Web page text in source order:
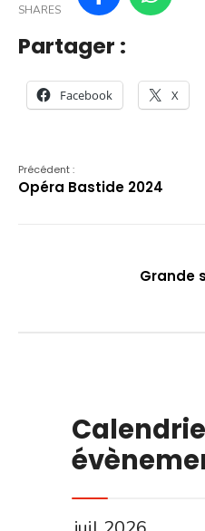
SHARES
Partager :
Facebook X
Précédent :
Opéra Bastide 2024
Grande